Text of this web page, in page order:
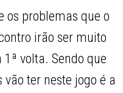
os problemas que o
irão ser muito
volta. Sendo que
ter neste jogo é a